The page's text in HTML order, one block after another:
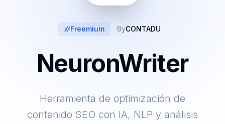
Freemium ByCONTADU
NeuronWriter
Herramienta de optimización de
contenido SEO con IA, NLP y análisis